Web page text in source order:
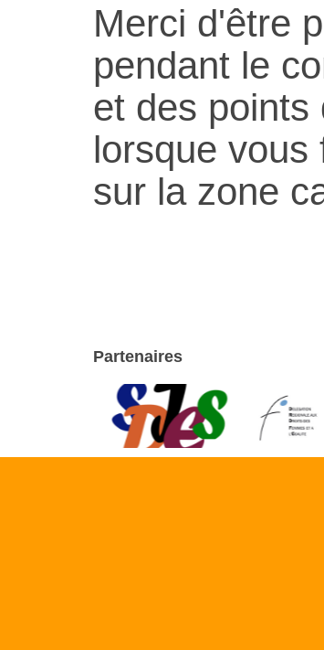
Merci d'être
pendant le
et des points
lorsque
sur la zone
Partenaires